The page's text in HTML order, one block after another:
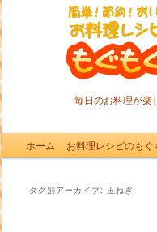
毎日のお料理が楽
メインメニュー
メインコンテンツへ移動
サブコンテンツへ移動
ホーム お料理レシピのもぐ
タグ別アーカイブ: 玉ねぎ